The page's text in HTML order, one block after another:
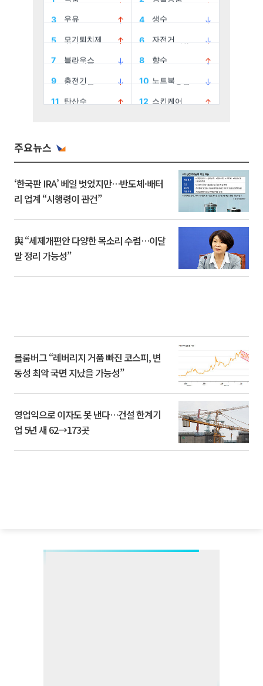
주요뉴스
‘한국판 IRA’ 베일 벗었지만…반도체·배터
리 업계 “시행령이 관건”
與 “세제개편안 다양한 목소리 수렴…이달
말 정리 가능성”
블룸버그 “레버리지 거품 빠진 코스피, 변
동성 최악 국면 지났을 가능성”
영업익으로 이자도 못 낸다…건설 한계기
업 5년 새 62→173곳